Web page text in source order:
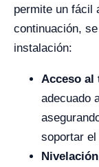
permite un fácil
continuación,
instalación:
Acceso al
adecuado
soportar el